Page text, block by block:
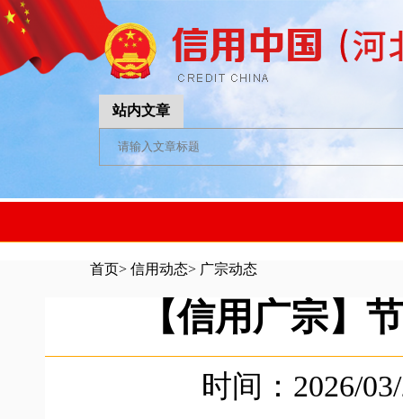
站内文章
首页> 信用动态> 广宗动态
【信用广宗】
时间：2026/